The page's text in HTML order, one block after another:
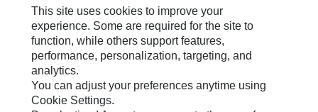
Mes Préférences Marketing
Plan Du Site
Cookie Settings
Mentions Légales
Confidentialité
This site uses cookies to improve your
experience. Some are required for the site to
function, while others support features,
performance, personalization, targeting, and
analytics.
You can adjust your preferences anytime using
Cookie Settings.